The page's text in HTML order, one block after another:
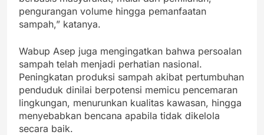
pengurangan volume hingga pemanfaatan
sampah,” katanya.
Wabup Asep juga mengingatkan bahwa persoalan
sampah telah menjadi perhatian nasional.
Peningkatan produksi sampah akibat pertumbuhan
penduduk dinilai berpotensi memicu pencemaran
lingkungan, menurunkan kualitas kawasan, hingga
menyebabkan bencana apabila tidak dikelola
secara baik.